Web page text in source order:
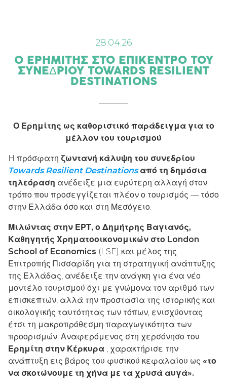
Ο ΕΡΗΜΊΤΗΣ ΣΤΟ ΕΠΊΚΕΝΤΡΟ ΤΟΥ
ΣΥΝΕΔΡΊΟΥ TOWARDS RESILIENT
DESTINATIONS
28.04.26
Ο Ερημίτης ως καθοριστικό παράδειγμα για το
μέλλον του τουρισμού
H πρόσφατη ζωντανή κάλυψη του συνεδρίου
Towards Resilient Destinationsαπό τη δημόσια
τηλεόραση ανέδειξε μια ευρύτερη αλλαγή στον
τρόπο που προσεγγίζεται πλέον ο τουρισμός — τόσο
στην Ελλάδα όσο και στη Μεσόγειο.
Μιλώντας στην ΕΡΤ, ο Δημήτρης Βαγιανός,
Καθηγητής Χρηματοοικονομικών στο London
School of Economics (LSE) και μέλος της
Επιτροπής Πισσαρίδη για τη στρατηγική ανάπτυξης
της Ελλάδας, ανέδειξε την ανάγκη για ένα νέο
μοντέλο τουρισμού όχι με γνώμονα τον αριθμό των
επισκεπτών, αλλά την προστασία της ιστορικής και
οικολογικής ταυτότητας των τόπων, ενισχύοντας
έτσι τη μακροπρόθεσμη παραγωγικότητα των
προορισμών. Αναφερόμενος στη χερσόνησο του
Ερημίτη στην Κέρκυρα , χαρακτήρισε την
ανάπτυξη εις βάρος του φυσικού κεφαλαίου ως «το
να σκοτώνουμε τη χήνα με τα χρυσά αυγά».